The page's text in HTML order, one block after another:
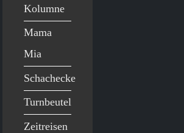
Kolumne
Mama
Mia
Schachecke
Turnbeutel
Zeitreisen